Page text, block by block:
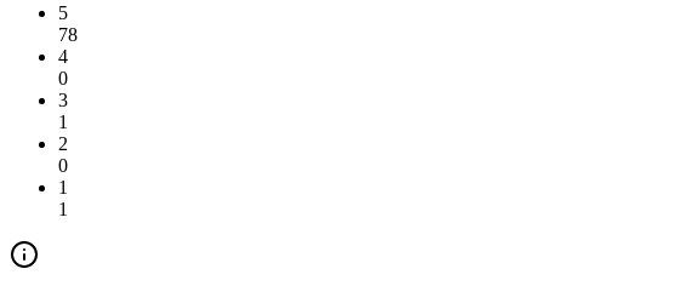
5
78
4
0
3
1
2
0
1
1